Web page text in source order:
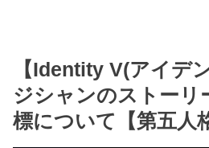
【Identity V(アイデ
ジシャンのストーリ
標について【第五人